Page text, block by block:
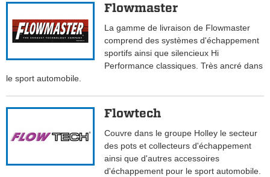
Flowmaster
La gamme de livraison de Flowmaster
comprend des systèmes d'échappement
sportifs ainsi que silencieux Hi
Performance classiques. Très ancré dans
le sport automobile.
Flowtech
Couvre dans le groupe Holley le secteur
des pots et collecteurs d'échappement
ainsi que d'autres accessoires
d'échappement pour le sport automobile.